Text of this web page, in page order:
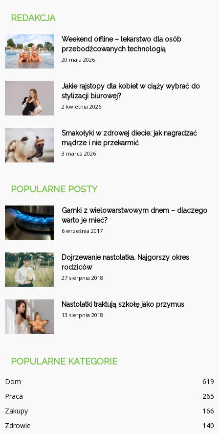
REDAKCJA
Weekend offline – lekarstwo dla osób
przebodźcowanych technologią
20 maja 2026
Jakie rajstopy dla kobiet w ciąży wybrać do
stylizacji biurowej?
2 kwietnia 2026
Smakołyki w zdrowej diecie: jak nagradzać
mądrze i nie przekarmić
3 marca 2026
POPULARNE POSTY
Garnki z wielowarstwowym dnem – dlaczego
warto je mieć?
6 września 2017
Dojrzewanie nastolatka. Najgorszy okres
rodziców
27 sierpnia 2018
Nastolatki traktują szkołę jako przymus
13 sierpnia 2018
POPULARNE KATEGORIE
Dom
619
Praca
265
Zakupy
166
Zdrowie
140